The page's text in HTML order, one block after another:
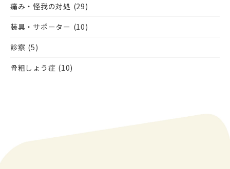
痛み・怪我の対処 (29)
装具・サポーター (10)
診察 (5)
骨粗しょう症 (10)